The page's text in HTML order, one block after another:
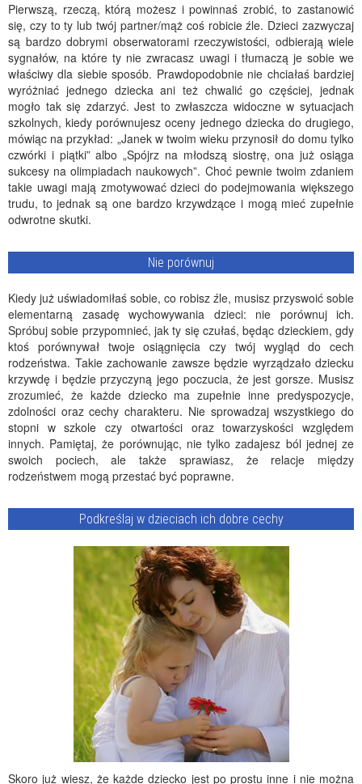
Pierwszą, rzeczą, którą możesz i powinnaś zrobić, to zastanowić
się, czy to ty lub twój partner/mąż coś robicie źle. Dzieci zazwyczaj
są bardzo dobrymi obserwatorami rzeczywistości, odbierają wiele
sygnałów, na które ty nie zwracasz uwagi i tłumaczą je sobie we
właściwy dla siebie sposób. Prawdopodobnie nie chciałaś bardziej
wyróżniać jednego dziecka ani też chwalić go częściej, jednak
mogło tak się zdarzyć. Jest to zwłaszcza widoczne w sytuacjach
szkolnych, kiedy porównujesz oceny jednego dziecka do drugiego,
mówiąc na przykład: „Janek w twoim wieku przynosił do domu tylko
czwórki i piątki” albo „Spójrz na młodszą siostrę, ona już osiąga
sukcesy na olimpiadach naukowych”. Choć pewnie twoim zdaniem
takie uwagi mają zmotywować dzieci do podejmowania większego
trudu, to jednak są one bardzo krzywdzące i mogą mieć zupełnie
odwrotne skutki.
Nie porównuj
Kiedy już uświadomiłaś sobie, co robisz źle, musisz przyswoić sobie
elementarną zasadę wychowywania dzieci: nie porównuj ich.
Spróbuj sobie przypomnieć, jak ty się czułaś, będąc dzieckiem, gdy
ktoś porównywał twoje osiągnięcia czy twój wygląd do cech
rodzeństwa. Takie zachowanie zawsze będzie wyrządzało dziecku
krzywdę i będzie przyczyną jego poczucia, że jest gorsze. Musisz
zrozumieć, że każde dziecko ma zupełnie inne predyspozycje,
zdolności oraz cechy charakteru. Nie sprowadzaj wszystkiego do
stopni w szkole czy otwartości oraz towarzyskości względem
innych. Pamiętaj, że porównując, nie tylko zadajesz ból jednej ze
swoich pociech, ale także sprawiasz, że relacje między
rodzeństwem mogą przestać być poprawne.
Podkreślaj w dzieciach ich dobre cechy
Skoro już wiesz, że każde dziecko jest po prostu inne i nie można